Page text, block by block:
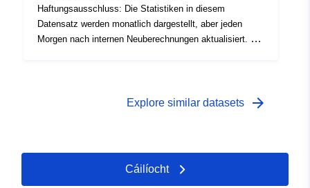
Haftungsausschluss: Die Statistiken in diesem
Datensatz werden monatlich dargestellt, aber jeden
Morgen nach internen Neuberechnungen aktualisiert. Es
Explore similar datasets arrow_forward
Cáilíocht